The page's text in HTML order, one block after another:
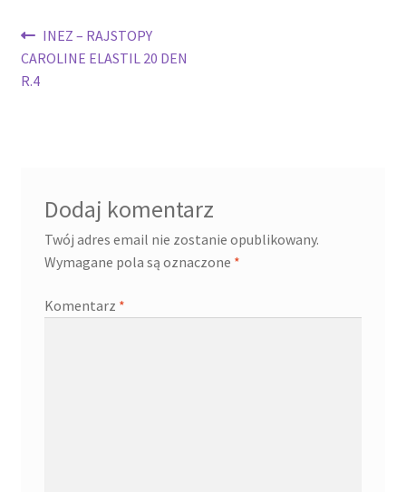
Nawigacja
wpisu
Poprzedni
wpis:
INEZ – RAJSTOPY
CAROLINE ELASTIL 20 DEN
R.4
Dodaj komentarz
Twój adres email nie zostanie opublikowany.
Wymagane pola są oznaczone *
Komentarz *